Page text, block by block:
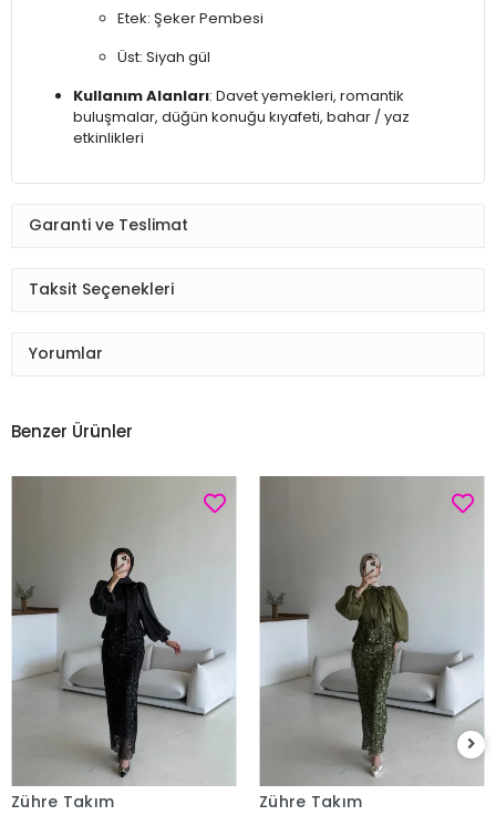
Etek: Şeker Pembesi
Üst: Siyah gül
Kullanım Alanları: Davet yemekleri, romantik
buluşmalar, düğün konuğu kıyafeti, bahar / yaz
etkinlikleri
Garanti ve Teslimat
Taksit Seçenekleri
Yorumlar
Benzer Ürünler
Zühre Takım Zühre Takım